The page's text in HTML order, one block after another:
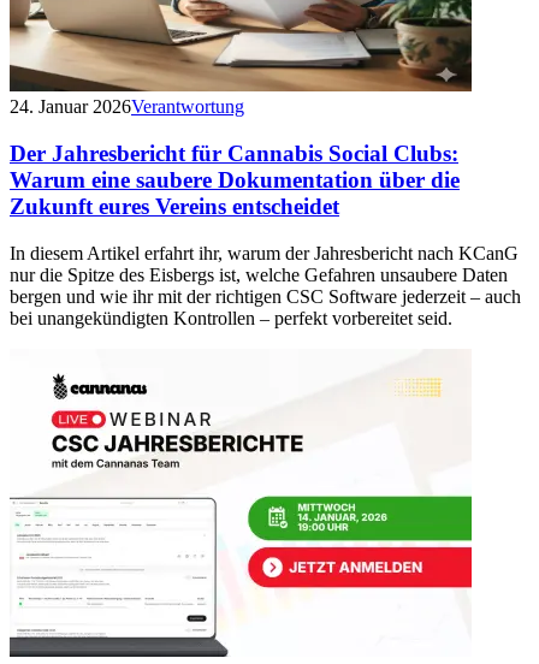
24. Januar 2026Verantwortung
Der Jahresbericht für Cannabis Social Clubs:
Warum eine saubere Dokumentation über die
Zukunft eures Vereins entscheidet
In diesem Artikel erfahrt ihr, warum der Jahresbericht nach KCanG
nur die Spitze des Eisbergs ist, welche Gefahren unsaubere Daten
bergen und wie ihr mit der richtigen CSC Software jederzeit – auch
bei unangekündigten Kontrollen – perfekt vorbereitet seid.